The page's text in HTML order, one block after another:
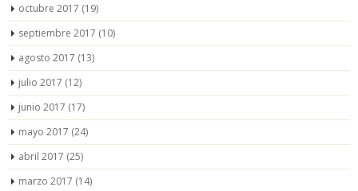
octubre 2017 (19)
septiembre 2017 (10)
agosto 2017 (13)
julio 2017 (12)
junio 2017 (17)
mayo 2017 (24)
abril 2017 (25)
marzo 2017 (14)